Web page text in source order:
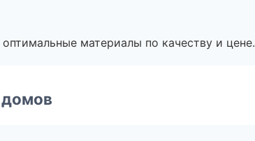
материалы по качеству и цене.